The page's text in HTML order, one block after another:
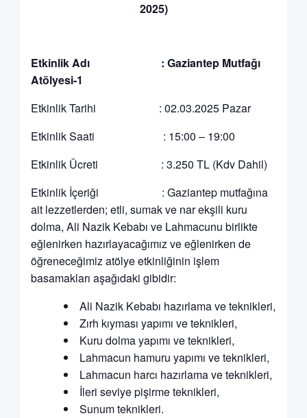
2025)
Etkinlik Adı : Gaziantep Mutfağı
Atölyesi-1
Etkinlik Tarihi : 02.03.2025 Pazar
Etkinlik Saati : 15:00 – 19:00
Etkinlik Ücreti : 3.250 TL (Kdv Dahil)
Etkinlik İçeriği : Gaziantep mutfağına
ait lezzetlerden; etli, sumak ve nar ekşili kuru
dolma, Ali Nazik Kebabı ve Lahmacunu birlikte
eğlenirken hazırlayacağımız ve eğlenirken de
öğreneceğimiz atölye etkinliğinin işlem
basamakları aşağıdaki gibidir:
Ali Nazik Kebabı hazırlama ve teknikleri,
Zırh kıyması yapımı ve teknikleri,
Kuru dolma yapımı ve teknikleri,
Lahmacun hamuru yapımı ve teknikleri,
Lahmacun harcı hazırlama ve teknikleri,
İleri seviye pişirme teknikleri,
Sunum teknikleri.